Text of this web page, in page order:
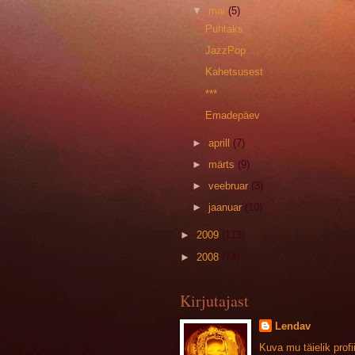
▼ mai(5)
Puhtaks
JazzPop
Kahetsusest
***
Emadepäev
►aprill (7)
► märts (9)
►veebruar (3)
► jaanuar (10)
► 2009 (113)
► 2008
Kirjutajast
Lendav
Kuva mu täielik